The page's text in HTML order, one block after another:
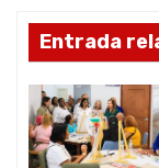
n
d
e
Entrada